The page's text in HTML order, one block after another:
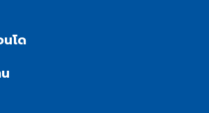
นโด